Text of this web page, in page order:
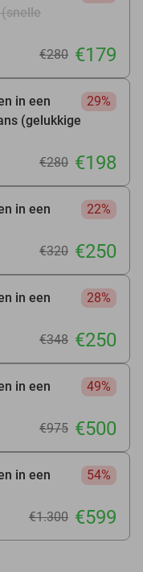
€280 €179
in een
(gelukkige
29%
€280 €198
in een
22%
€320 €250
in een
28%
€348 €250
in een
49%
€975 €500
in een
54%
€1.300 €599